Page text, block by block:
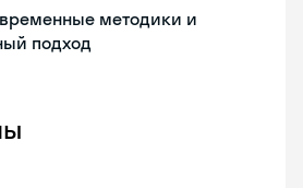
методики и
подход